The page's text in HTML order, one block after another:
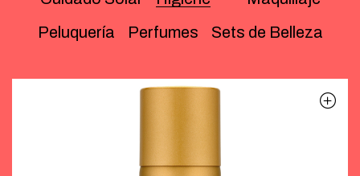
Peluquería
Perfumes Sets de Belleza